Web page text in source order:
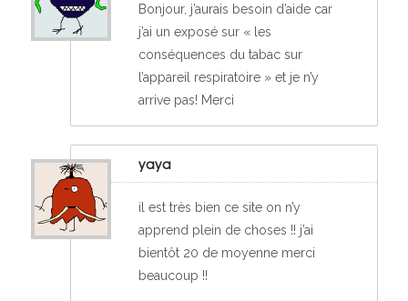
Bonjour, j’aurais besoin d’aide car
j’ai un exposé sur « les
conséquences du tabac sur
l’appareil respiratoire » et je n’y
arrive pas! Merci
yaya
il est très bien ce site on n’y
apprend plein de choses !! j’ai
bientôt 20 de moyenne merci
beaucoup !!